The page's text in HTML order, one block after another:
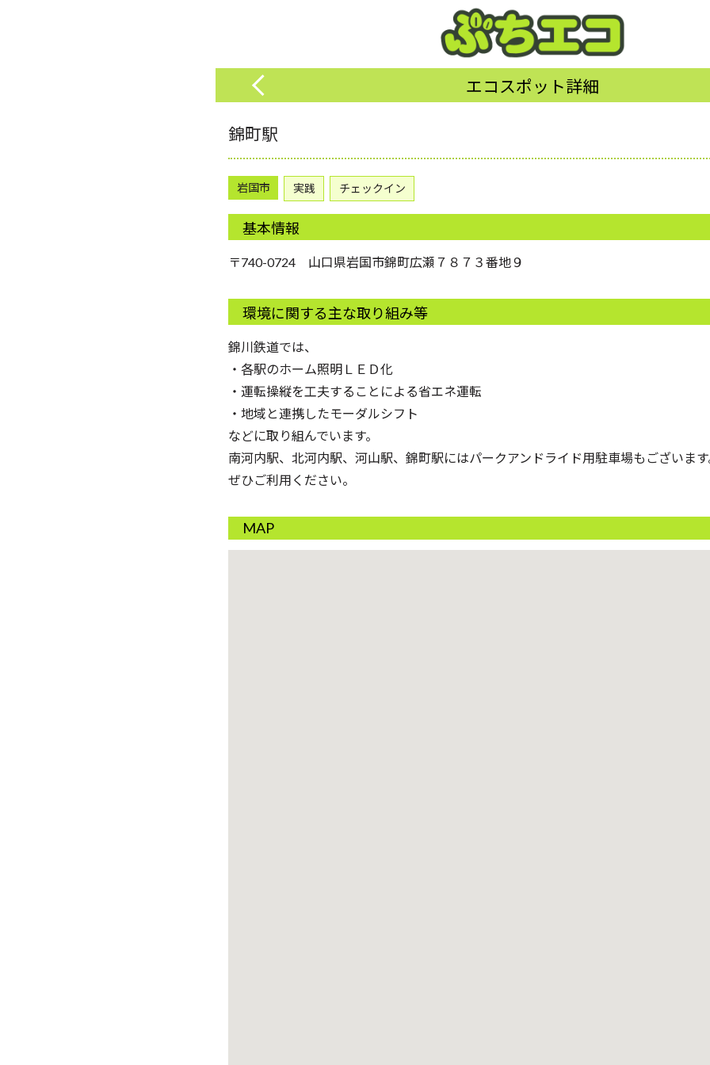
エコスポット詳細
錦町駅
岩国市 実践 チェックイン
基本情報
〒740-0724 山口県岩国市錦町広瀬７８７３番地９
環境に関する主な取り組み等
錦川鉄道では、
・各駅のホーム照明ＬＥＤ化
・運転操縦を工夫することによる省エネ運転
・地域と連携したモーダルシフト
などに取り組んでいます。
南河内駅、北河内駅、河山駅、錦町駅にはパークアンドライド用駐車場もございま
ぜひご利用ください。
MAP